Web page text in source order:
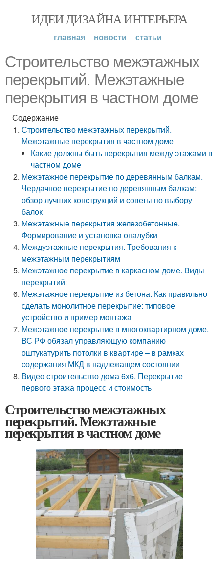
ИДЕИ ДИЗАЙНА ИНТЕРЬЕРА
главная новости статьи
Строительство межэтажных
перекрытий. Межэтажные
перекрытия в частном доме
Содержание
Строительство межэтажных перекрытий.
Межэтажные перекрытия в частном доме
Какие должны быть перекрытия между этажами в
частном доме
Межэтажное перекрытие по деревянным балкам.
Чердачное перекрытие по деревянным балкам:
обзор лучших конструкций и советы по выбору
балок
Межэтажные перекрытия железобетонные.
Формирование и установка опалубки
Междуэтажные перекрытия. Требования к
межэтажным перекрытиям
Межэтажное перекрытие в каркасном доме. Виды
перекрытий:
Межэтажное перекрытие из бетона. Как правильно
сделать монолитное перекрытие: типовое
устройство и пример монтажа
Межэтажное перекрытие в многоквартирном доме.
ВС РФ обязал управляющую компанию
оштукатурить потолки в квартире – в рамках
содержания МКД в надлежащем состоянии
Видео строительство дома 6х6. Перекрытие
первого этажа процесс и стоимость
Строительство межэтажных
перекрытий. Межэтажные
перекрытия в частном доме